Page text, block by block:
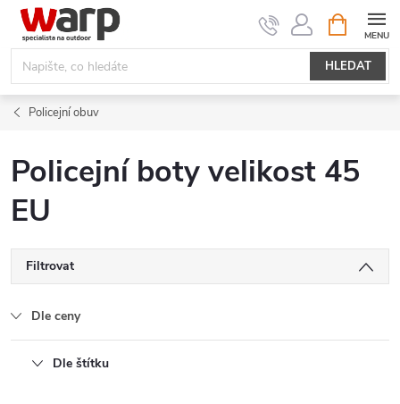
Přejít
obsah
HLEDAT
NÁKUPNÍ
KOŠÍK
Policejní obuv
Policejní boty velikost 45
EU
Filtrovat
Dle ceny
Dle štítku